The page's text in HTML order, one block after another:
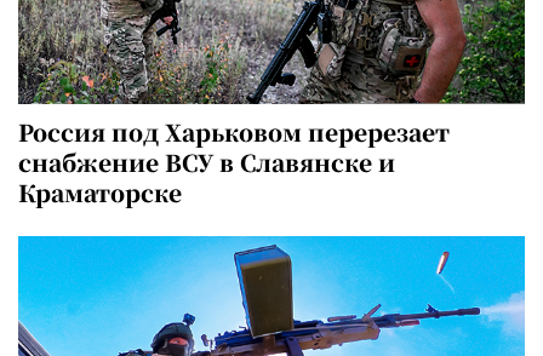
Россия под Харьковом перерезает
снабжение ВСУ в Славянске и
Краматорске